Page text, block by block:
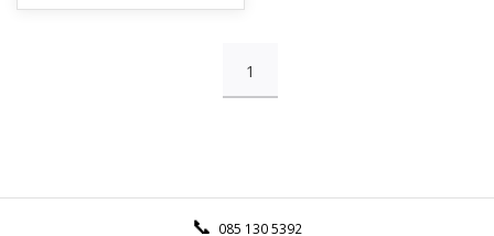
1
085 130 5392